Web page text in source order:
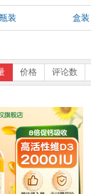
瓶装 盒装
价格 评论数